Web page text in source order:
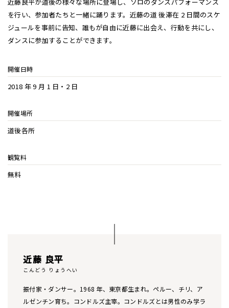
を行い、参加者たちと一緒に踊ります。近藤の道 後滞在 2 日間のスケ
ジュールを事前に告知、誰もが自由に近藤に出会え、行動を共にし、
ダンスに参加することができます。
開催日時
2018 年 9 月 1 日・2 日
開催場所
道後各所
観覧料
無料
近藤 良平
こんどう りょうへい
振付家・ダンサー。1968 年、東京都生まれ。ペルー、チリ、ア
ルゼンチン育ち。コンドルズ主宰。コンドルズとは男性のみ学ラ